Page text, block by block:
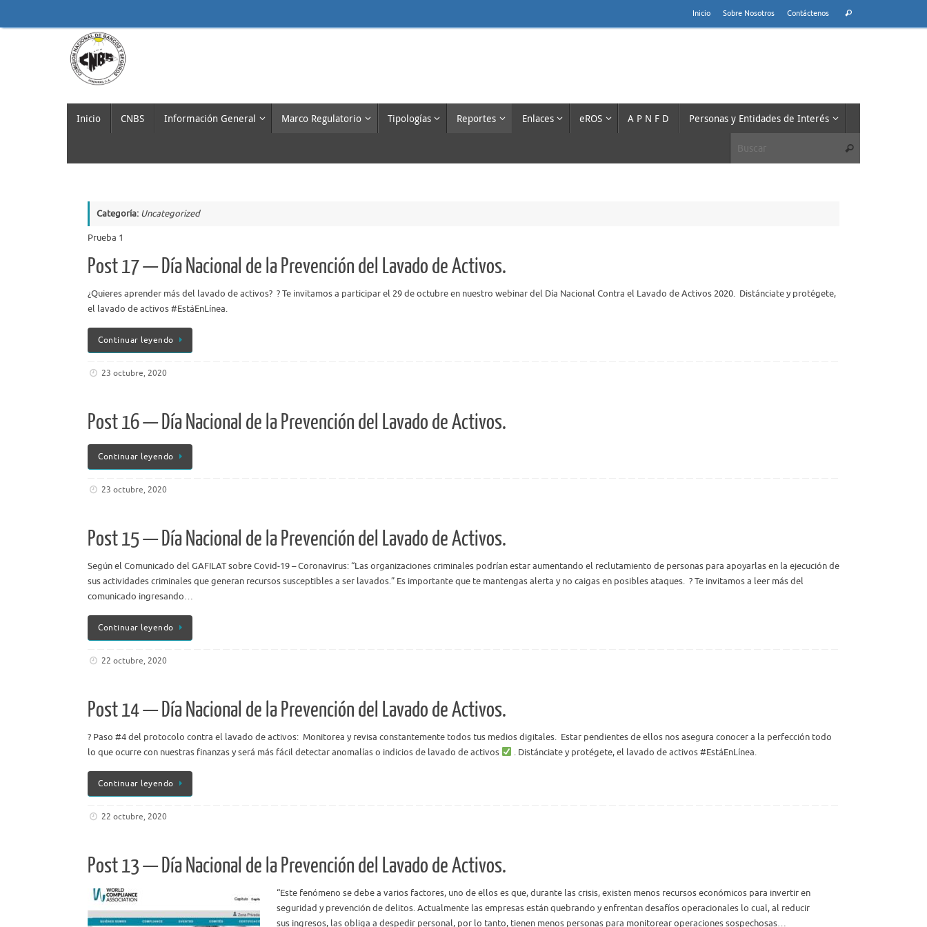
Inicio Sobre Nosotros Contáctenos Buscar
Inicio CNBS Información General Marco Regulatorio Tipologías Reportes Enlaces eROS A P N F D Personas y Entidades de Interés
Buscar
Categoría: Uncategorized
Prueba 1
Post 17 — Día Nacional de la Prevención del Lavado de Activos.
¿Quieres aprender más del lavado de activos? ​ ​? Te invitamos a participar el 29 de octubre en nuestro webinar del Día Nacional Contra el Lavado de Activos 2020. ​ ​Distánciate y protégete,
el lavado de activos #EstáEnLínea. ​
Continuar leyendo
23 octubre, 2020
Post 16 — Día Nacional de la Prevención del Lavado de Activos.
Continuar leyendo
23 octubre, 2020
Post 15 — Día Nacional de la Prevención del Lavado de Activos.
Según el Comunicado del GAFILAT sobre Covid-19 – Coronavirus: “Las organizaciones criminales podrían estar aumentando el reclutamiento de personas para apoyarlas en la ejecución de
sus actividades criminales que generan recursos susceptibles a ser lavados.” Es importante que te mantengas alerta y no caigas en posibles ataques. ​ ​? Te invitamos a leer más del
comunicado ingresando…
Continuar leyendo
22 octubre, 2020
Post 14 — Día Nacional de la Prevención del Lavado de Activos.
? Paso #4 del protocolo contra el lavado de activos: ​ ​Monitorea y revisa constantemente todos tus medios digitales. ​ ​Estar pendientes de ellos nos asegura conocer a la perfección todo
lo que ocurre con nuestras finanzas y será más fácil detectar anomalías o indicios de lavado de activos
.​ ​Distánciate y protégete, el lavado de activos #EstáEnLínea. ​
Continuar leyendo
22 octubre, 2020
Post 13 — Día Nacional de la Prevención del Lavado de Activos.
“Este fenómeno se debe a varios factores, uno de ellos es que, durante las crisis, existen menos recursos económicos para invertir en
seguridad y prevención de delitos. Actualmente las empresas están quebrando y enfrentan desafíos operacionales lo cual, al reducir
sus ingresos, las obliga a despedir personal, por lo tanto, tienen menos personas para monitorear operaciones sospechosas…